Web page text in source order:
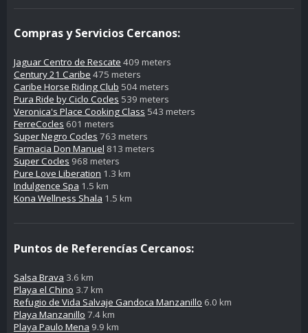
Compras y Servicios Cercanos:
Jaguar Centro de Rescate 409 meters
Century 21 Caribe 475 meters
Caribe Horse Riding Club 504 meters
Pura Ride by Ciclo Cocles 539 meters
Veronica's Place Cooking Class 543 meters
FerreCocles 601 meters
Super Negro Cocles 763 meters
Farmacia Don Manuel 813 meters
Super Cocles 968 meters
Pure Love Liberation 1.3 km
Indulgence Spa 1.5 km
Kona Wellness Shala 1.5 km
Puntos de Referencías Cercanos:
Salsa Brava 3.6 km
Playa el Chino 3.7 km
Refugio de Vida Salvaje Gandoca Manzanillo 6.0 km
Playa Manzanillo 7.4 km
Playa Paulo Mena 9.9 km